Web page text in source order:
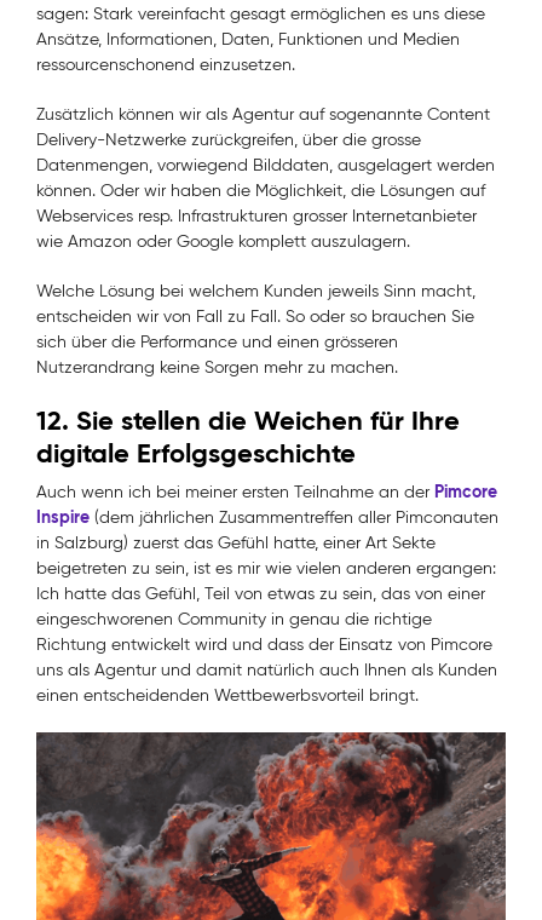
sagen: Stark vereinfacht gesagt ermöglichen es uns diese
Ansätze, Informationen, Daten, Funktionen und Medien
ressourcenschonend einzusetzen.
Zusätzlich können wir als Agentur auf sogenannte Content
Delivery-Netzwerke zurückgreifen, über die grosse
Datenmengen, vorwiegend Bilddaten, ausgelagert werden
können. Oder wir haben die Möglichkeit, die Lösungen auf
Webservices resp. Infrastrukturen grosser Internetanbieter
wie Amazon oder Google komplett auszulagern.
Welche Lösung bei welchem Kunden jeweils Sinn macht,
entscheiden wir von Fall zu Fall. So oder so brauchen Sie
sich über die Performance und einen grösseren
Nutzerandrang keine Sorgen mehr zu machen.
12. Sie stellen die Weichen für Ihre
digitale Erfolgsgeschichte
Auch wenn ich bei meiner ersten Teilnahme an der Pimcore
Inspire (dem jährlichen Zusammentreffen aller Pimconauten
in Salzburg) zuerst das Gefühl hatte, einer Art Sekte
beigetreten zu sein, ist es mir wie vielen anderen ergangen:
Ich hatte das Gefühl, Teil von etwas zu sein, das von einer
eingeschworenen Community in genau die richtige
Richtung entwickelt wird und dass der Einsatz von Pimcore
uns als Agentur und damit natürlich auch Ihnen als Kunden
einen entscheidenden Wettbewerbsvorteil bringt.